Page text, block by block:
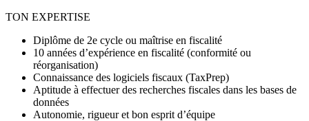
TON EXPERTISE
Diplôme de 2e cycle ou maîtrise en fiscalité
10 années d’expérience en fiscalité (conformité ou
réorganisation)
Connaissance des logiciels fiscaux (TaxPrep)
Aptitude à effectuer des recherches fiscales dans les bases de
données
Autonomie, rigueur et bon esprit d’équipe